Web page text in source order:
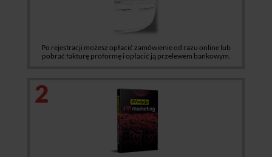
Po rejestracji możesz opłacić zamówienie od razu online lub
pobrać fakturę proformę i opłacić ją przelewem bankowym.
2